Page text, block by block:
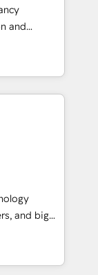
Platform
of the Year
& tech
and
with
and
core
most.
systems
in our
make
don't
and big
turn
meaningful